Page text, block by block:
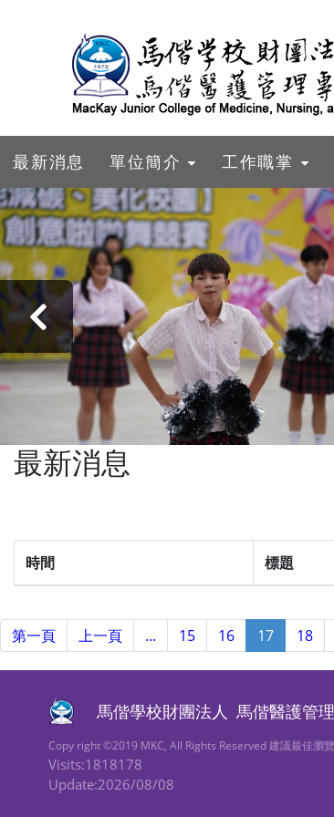
最新消息 單位簡介 工作職掌
‹
最新消息
時間 標題
第一頁 上一頁 ... 15 16 17 18
馬偕學校財團法人 馬偕醫護管
Copy right ©2019 MKC, All Rights Reserved 建議最佳瀏
Visits:1818178
Update:2026/08/08